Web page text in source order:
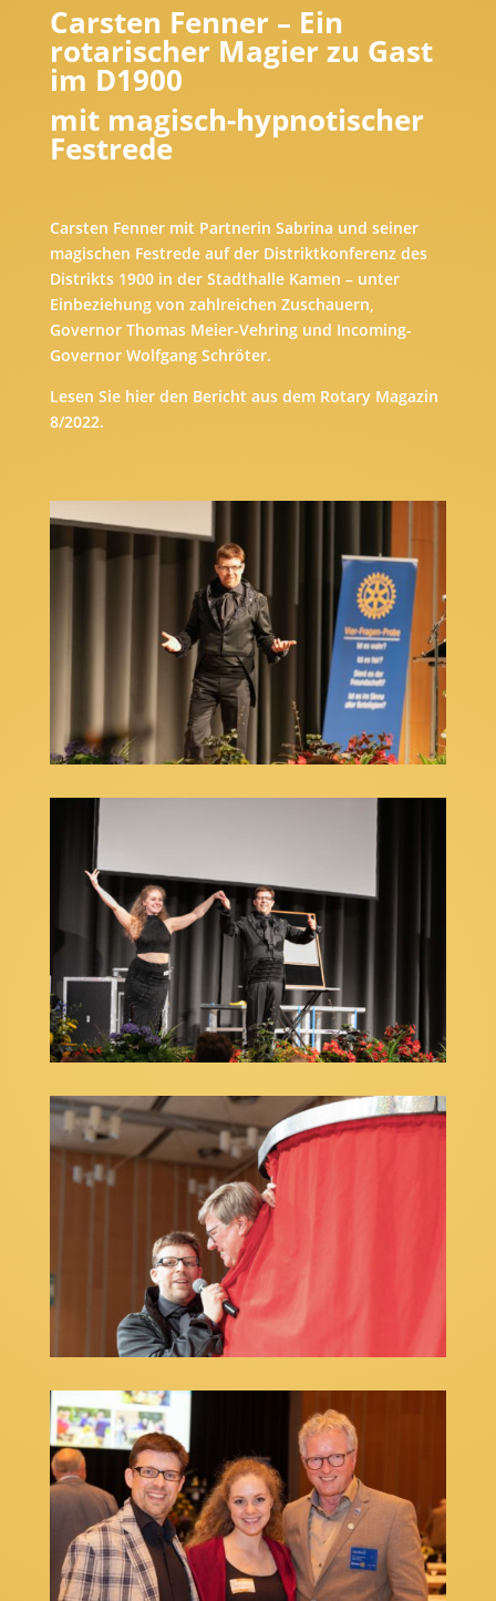
Carsten Fenner – Ein
rotarischer Magier zu Gast
im D1900
mit magisch-hypnotischer
Festrede
Carsten Fenner mit Partnerin Sabrina und seiner
magischen Festrede auf der Distriktkonferenz des
Distrikts 1900 in der Stadthalle Kamen – unter
Einbeziehung von zahlreichen Zuschauern,
Governor Thomas Meier-Vehring und Incoming-
Governor Wolfgang Schröter.
Lesen Sie hier den Bericht aus dem Rotary Magazin
8/2022.